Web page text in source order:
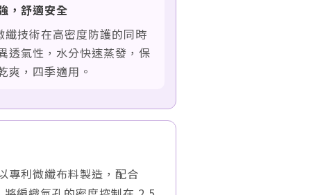
，舒適安全
纖技術在高密度防護的同時
透氣性，水分快速蒸發，保
爽，四季適用。
專利微纖布料製造，配合